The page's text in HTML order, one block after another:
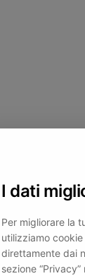
I dati
Per migliorare la
utilizziamo
direttamente dai
sezione